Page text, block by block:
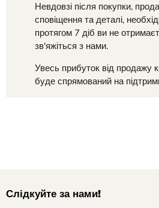
Невдовзі після покупки,
сповіщення та деталі,
протягом 7 діб ви не
зв'яжіться з нами.
Увесь прибуток від продажу
буде спрямований на
Слідкуйте за нами!